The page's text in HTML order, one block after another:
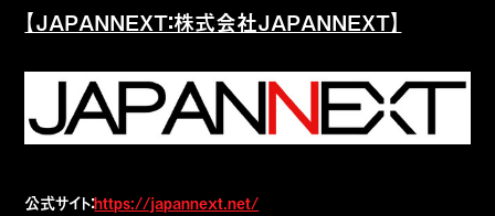
【JAPANNEXT：株式会社JAPANNEXT】
公式サイト：https://japannext.net/